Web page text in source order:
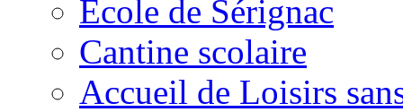
Ecole de Sérignac
Cantine scolaire
Accueil de Loisirs